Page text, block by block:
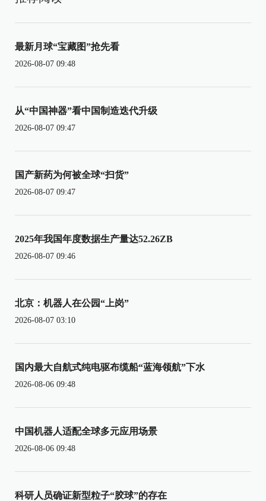
最新月球“宝藏图”抢先看
2026-08-07 09:48
从“中国神器”看中国制造迭代升级
2026-08-07 09:47
国产新药为何被全球“扫货”
2026-08-07 09:47
2025年我国年度数据生产量达52.26ZB
2026-08-07 09:46
北京：机器人在公园“上岗”
2026-08-07 03:10
国内最大自航式纯电驱布缆船“蓝海领航”下水
2026-08-06 09:48
中国机器人适配全球多元应用场景
2026-08-06 09:48
科研人员确证新型粒子“胶球”的存在